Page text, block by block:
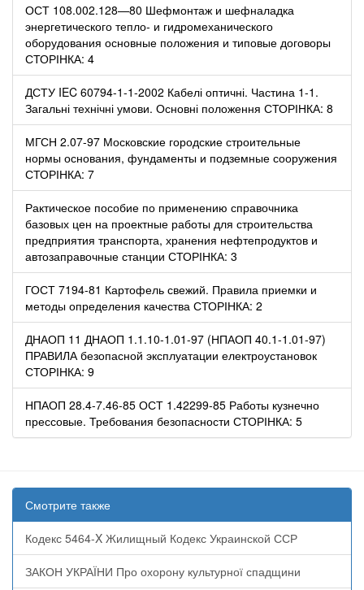
ОСТ 108.002.128—80 Шефмонтаж и шефналадка
энергетического тепло- и гидромеханического
оборудования основные положения и типовые договоры
СТОРІНКА: 4
ДСТУ IEC 60794-1-1-2002 Кабелі оптичні. Частина 1-1.
Загальні технічні умови. Основні положення СТОРІНКА: 8
МГСН 2.07-97 Московские городские строительные
нормы основания, фундаменты и подземные сооружения
СТОРІНКА: 7
Рактическое пособие по применению справочника
базовых цен на проектные работы для строительства
предприятия транспорта, хранения нефтепродуктов и
автозаправочные станции СТОРІНКА: 3
ГОСТ 7194-81 Картофель свежий. Правила приемки и
методы определения качества СТОРІНКА: 2
ДНАОП 11 ДНАОП 1.1.10-1.01-97 (НПАОП 40.1-1.01-97)
ПРАВИЛА безопасной эксплуатации електроустановок
СТОРІНКА: 9
НПАОП 28.4-7.46-85 ОСТ 1.42299-85 Работы кузнечно
прессовые. Требования безопасности СТОРІНКА: 5
Смотрите также
Кодекс 5464-X Жилищный Кодекс Украинской ССР
ЗАКОН УКРАЇНИ Про охорону культурної спадщини